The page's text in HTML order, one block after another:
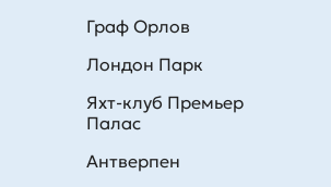
Граф Орлов
Лондон Парк
Яхт-клуб Премьер
Палас
Антверпен